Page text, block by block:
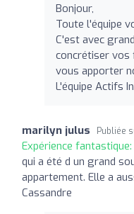
Bonjour,
Toute l'équipe
C'est avec
concrétiser vos
vous apporter
L'équipe Actifs
marilyn julus Publiée
Expérience fantastique:
qui a été d un grand
appartement. Elle a
Cassandre